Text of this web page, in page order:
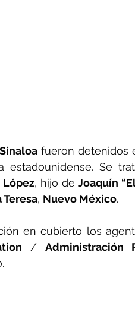
fueron detenidos
estadounidense. Se
López, hijo de Joaquín
Teresa, Nuevo México.
en cubierto los
/ Administración